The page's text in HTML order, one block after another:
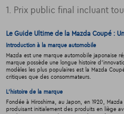
1. Prix public final incluant
Le Guide Ultime de la Mazda Coupé :
Introduction à la marque automobile
Mazda est une marque automobile japonaise
marque possède une longue histoire
modèles les plus populaires est la Mazda
critiques que des consommateurs.
L'histoire de la marque
Fondée à Hiroshima, au Japon, en 1920,
produisant initialement des produits en liège